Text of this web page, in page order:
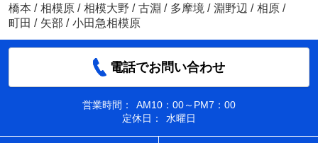
橋本 / 相模原 / 相模大野 / 古淵 / 多摩境 / 淵野辺 / 相原 /
町田 / 矢部 / 小田急相模原
電話でお問い合わせ
営業時間：
AM10：00～PM7：00
定休日：
水曜日